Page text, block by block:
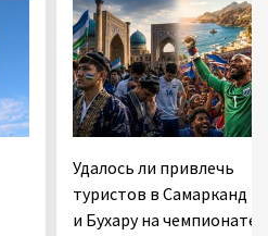
Удалось ли привлечь
туристов в Самарканд
и Бухару на чемпионате